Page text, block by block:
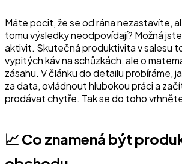
Máte pocit, že se od rána nezastavíte,
tomu výsledky neodpovídají? Možná
aktivit. Skutečná produktivita v salesu
vypitých káv na schůzkách, ale o
zásahu. V článku do detailu probíráme,
za data, ovládnout hlubokou práci a
prodávat chytře. Tak se do toho
📈 Co znamená být